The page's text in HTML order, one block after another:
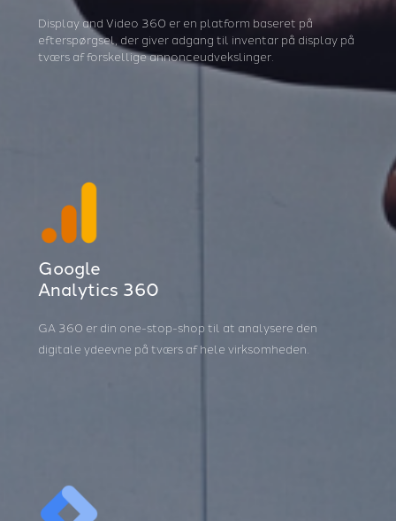
Display and Video 360 er en platform baseret på
efterspørgsel, der giver adgang til inventar på display på
tværs af forskellige annonceudvekslinger.
Google
Analytics 360
GA 360 er din one-stop-shop til at analysere den
digitale ydeevne på tværs af hele virksomheden.